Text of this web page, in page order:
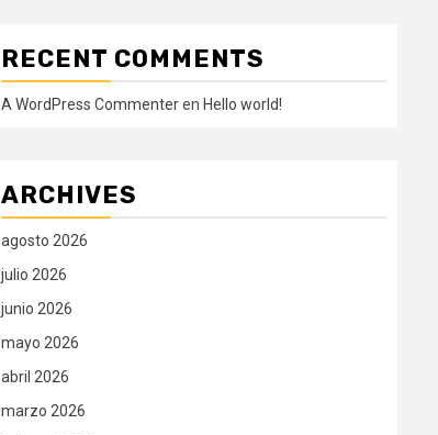
RECENT COMMENTS
A WordPress Commenteren Hello world!
ARCHIVES
agosto 2026
julio 2026
junio 2026
mayo 2026
abril 2026
marzo 2026